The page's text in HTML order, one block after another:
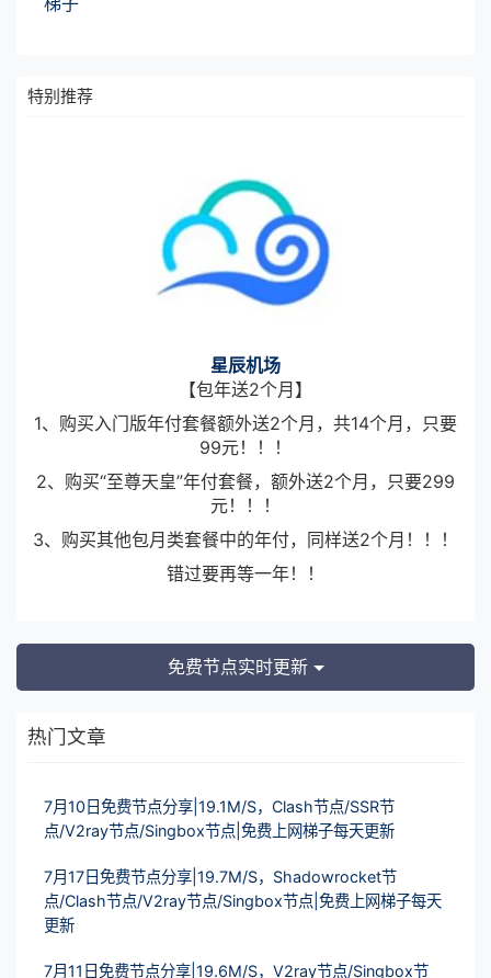
特别推荐
星辰机场
【包年送2个月】
1、购买入门版年付套餐额外送2个月，共14个月，只要
99元！！！
2、购买“至尊天皇”年付套餐，额外送2个月，只要299
元！！！
3、购买其他包月类套餐中的年付，同样送2个月！！！
错过要再等一年！！
免费节点实时更新
热门文章
7月10日免费节点分享|19.1M/S，Clash节点/SSR节
点/V2ray节点/Singbox节点|免费上网梯子每天更新
7月17日免费节点分享|19.7M/S，Shadowrocket节
点/Clash节点/V2ray节点/Singbox节点|免费上网梯子每天
更新
7月11日免费节点分享|19.6M/S，V2ray节点/Singbox节